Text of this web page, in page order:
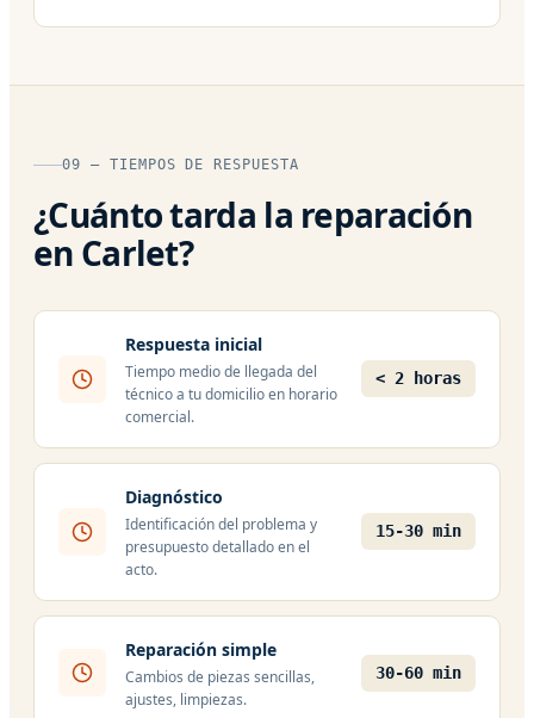
09 — TIEMPOS DE RESPUESTA
¿Cuánto tarda la reparación
en Carlet?
Respuesta inicial
Tiempo medio de llegada del
técnico a tu domicilio en horario
comercial.
< 2 horas
Diagnóstico
Identificación del problema y
presupuesto detallado en el
acto.
15-30 min
Reparación simple
Cambios de piezas sencillas,
ajustes, limpiezas.
30-60 min